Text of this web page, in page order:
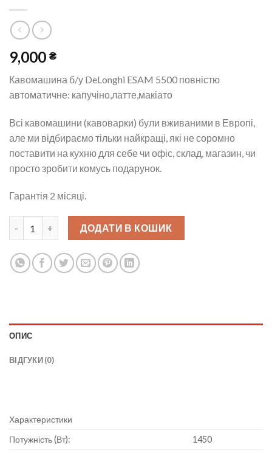
9,000 ₴
Кавомашина б/у DeLonghi ESAM 5500 повністю
автоматичне: капучіно,латте,макіато
Всі кавомашини (кавоварки) були вживаними в Европі,
але ми відбираємо тільки найкращі, які не соромно
поставити на кухню для себе чи офіс, склад, магазин, чи
просто зробити комусь подарунок.
Гарантія 2 місяці.
Кавомашина б/у DeLonghi ESAM 5500 Perfecta кількість
ДОДАТИ В КОШИК
ОПИС
ВІДГУКИ (0)
Характеристики
Потужність (Вт):
1450